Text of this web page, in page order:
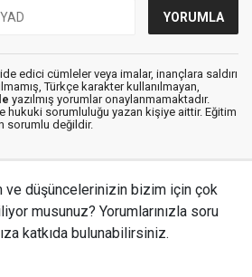
edici cümleler veya imalar, inançlara saldırı
Türkçe karakter kullanılmayan,
yazılmış yorumlar onaylanmamaktadır.
hukuki sorumluluğu yazan kişiye aittir. Eğitim
sorumlu değildir.
ve düşüncelerinizin bizim için çok
musunuz? Yorumlarınızla soru
katkıda bulunabilirsiniz.